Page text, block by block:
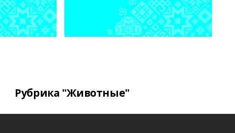
Рубрика "Животные"